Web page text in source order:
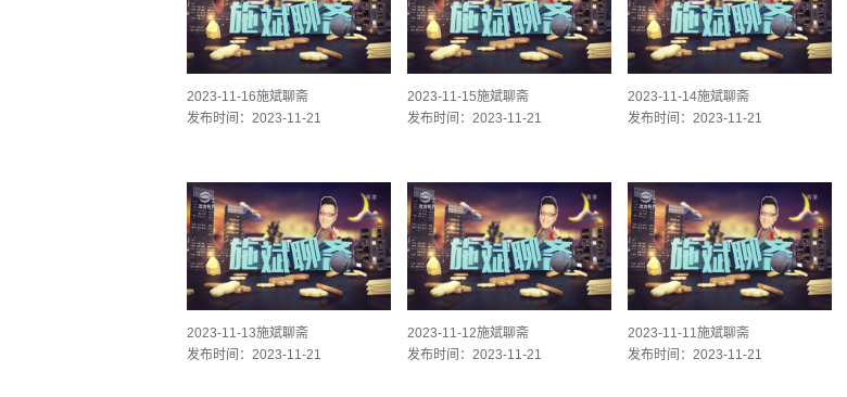
2023-11-16施斌聊斋
发布时间：2023-11-21
2023-11-15施斌聊斋
发布时间：2023-11-21
2023-11-14施斌聊斋
发布时间：2023-11-21
2023-11-13施斌聊斋
发布时间：2023-11-21
2023-11-12施斌聊斋
发布时间：2023-11-21
2023-11-11施斌聊斋
发布时间：2023-11-21